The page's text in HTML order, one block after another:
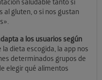
gluten, o si nos gustan
a los usuarios según
la dieta escogida, la app nos
determinados grupos de
elegir qué alimentos